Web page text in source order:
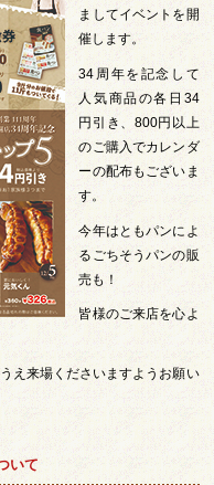
ましてイベントを開
催します。
34周年を記念して
人気商品の各日34
円引き、800円以上
のご購入でカレンダ
ーの配布もございま
す。
今年はともパンによ
るごちそうパンの販
売も！
皆様のご来店を心よ
え来場くださいますようお願い
いて